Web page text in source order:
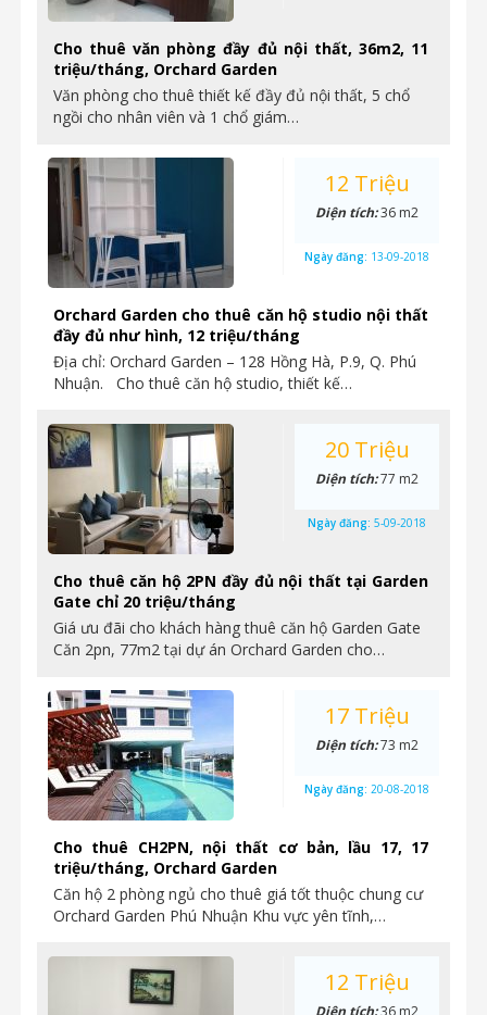
Cho thuê văn phòng đầy đủ nội thất, 36m2, 11
triệu/tháng, Orchard Garden
Văn phòng cho thuê thiết kế đầy đủ nội thất, 5 chổ
ngồi cho nhân viên và 1 chổ giám…
Orchard Garden cho thuê căn hộ studio nội thất
đầy đủ như hình, 12 triệu/tháng
Địa chỉ: Orchard Garden – 128 Hồng Hà, P.9, Q. Phú
Nhuận. Cho thuê căn hộ studio, thiết kế…
12 Triệu
Diện tích:36 m2
Ngày đăng: 13-09-2018
Cho thuê căn hộ 2PN đầy đủ nội thất tại Garden
Gate chỉ 20 triệu/tháng
Giá ưu đãi cho khách hàng thuê căn hộ Garden Gate
Căn 2pn, 77m2 tại dự án Orchard Garden cho…
20 Triệu
Diện tích:77 m2
Ngày đăng: 5-09-2018
Cho thuê CH2PN, nội thất cơ bản, lầu 17, 17
triệu/tháng, Orchard Garden
Căn hộ 2 phòng ngủ cho thuê giá tốt thuộc chung cư
Orchard Garden Phú Nhuận Khu vực yên tĩnh,…
17 Triệu
Diện tích:73 m2
Ngày đăng: 20-08-2018
12 Triệu
Diện tích:36 m2